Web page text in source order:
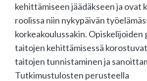
kehittämiseen jäädäkseen ja ovat
roolissa niin nykypäivän
korkeakoulussakin.
taitojen kehittämisessä
taitojen tunnistaminen ja
Tutkimustulosten perusteella